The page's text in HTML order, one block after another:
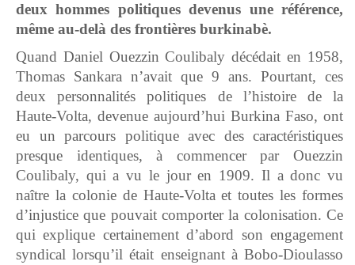
deux hommes politiques devenus une référence,
même au-delà des frontières burkinabè.
Quand Daniel Ouezzin Coulibaly décédait en 1958,
Thomas Sankara n’avait que 9 ans. Pourtant, ces
deux personnalités politiques de l’histoire de la
Haute-Volta, devenue aujourd’hui Burkina Faso, ont
eu un parcours politique avec des caractéristiques
presque identiques, à commencer par Ouezzin
Coulibaly, qui a vu le jour en 1909. Il a donc vu
naître la colonie de Haute-Volta et toutes les formes
d’injustice que pouvait comporter la colonisation. Ce
qui explique certainement d’abord son engagement
syndical lorsqu’il était enseignant à Bobo-Dioulasso